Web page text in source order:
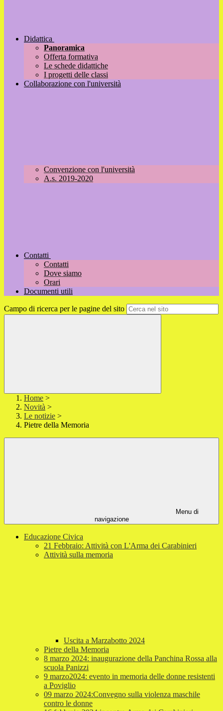
Didattica
Panoramica
Offerta formativa
Le schede didattiche
I progetti delle classi
Collaborazione con l'università
Convenzione con l'università
A.s. 2019-2020
Contatti
Contatti
Dove siamo
Orari
Documenti utili
Campo di ricerca per le pagine del sito
Home >
Novità >
Le notizie >
Pietre della Memoria
Menu di
navigazione
Educazione Civica
21 Febbraio: Attività con L'Arma dei Carabinieri
Attività sulla memoria
Uscita a Marzabotto 2024
Pietre della Memoria
8 marzo 2024: inaugurazione della Panchina Rossa alla
scuola Panizzi
9 marzo2024: evento in memoria delle donne resistenti
a Poviglio
09 marzo 2024:Convegno sulla violenza maschile
contro le donne